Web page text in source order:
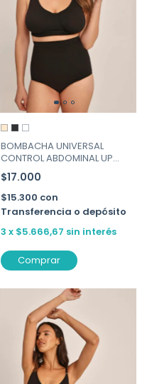
BOMBACHA UNIVERSAL
CONTROL ABDOMINAL UP
ARETHA -ART. 611
$17.000
$15.300 con
Transferencia o depósito
3 x $5.666,67 sin interés
Comprar